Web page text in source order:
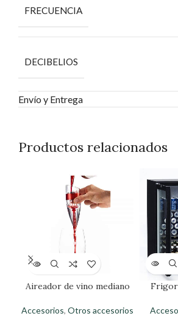
FRECUENCIA
DECIBELIOS
Envío y Entrega
Productos relacionados
Aireador de vino mediano
Accesorios, Otros accesorios